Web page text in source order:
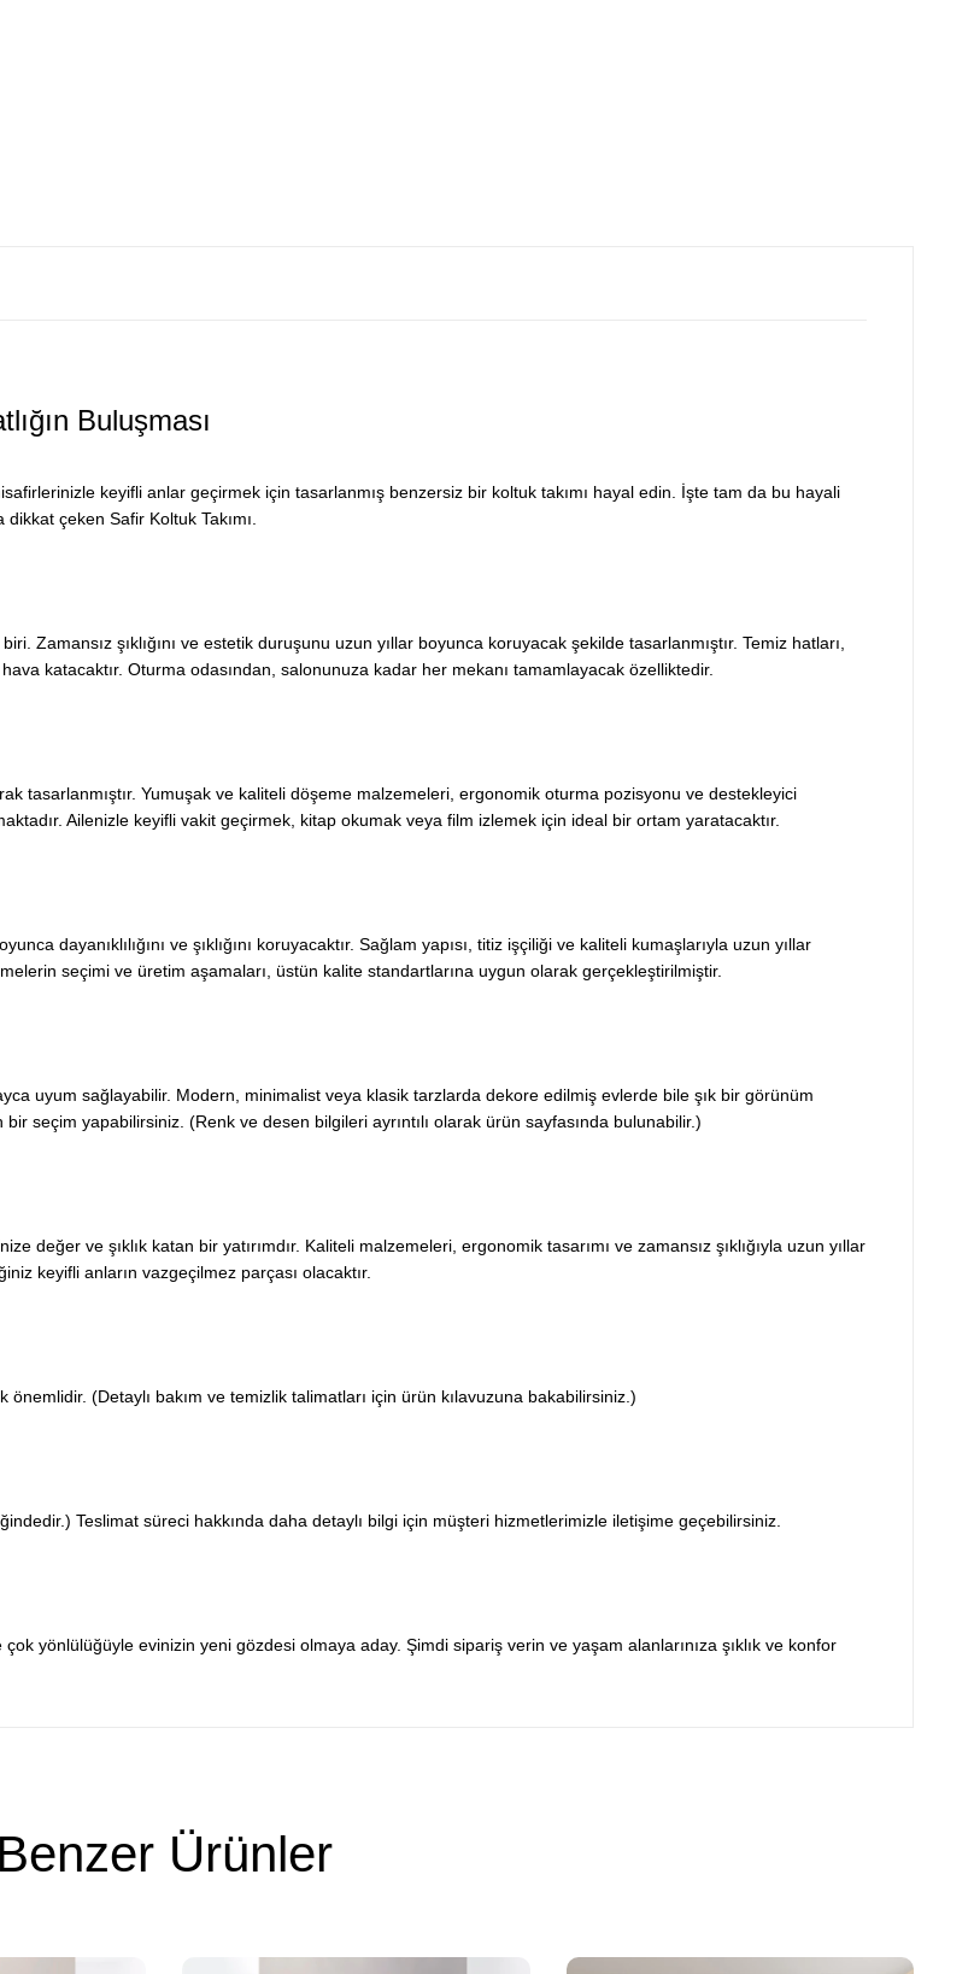
Buluşması
keyifli anlar geçirmek için tasarlanmış benzersiz bir koltuk takımı hayal edin. İşte tam da bu hayali
çeken Safir Koltuk Takımı.
Zamansız şıklığını ve estetik duruşunu uzun yıllar boyunca koruyacak şekilde tasarlanmıştır. Temiz hatları,
katacaktır. Oturma odasından, salonunuza kadar her mekanı tamamlayacak özelliktedir.
tasarlanmıştır. Yumuşak ve kaliteli döşeme malzemeleri, ergonomik oturma pozisyonu ve destekleyici
Ailenizle keyifli vakit geçirmek, kitap okumak veya film izlemek için ideal bir ortam yaratacaktır.
dayanıklılığını ve şıklığını koruyacaktır. Sağlam yapısı, titiz işçiliği ve kaliteli kumaşlarıyla uzun yıllar
seçimi ve üretim aşamaları, üstün kalite standartlarına uygun olarak gerçekleştirilmiştir.
uyum sağlayabilir. Modern, minimalist veya klasik tarzlarda dekore edilmiş evlerde bile şık bir görünüm
seçim yapabilirsiniz. (Renk ve desen bilgileri ayrıntılı olarak ürün sayfasında bulunabilir.)
değer ve şıklık katan bir yatırımdır. Kaliteli malzemeleri, ergonomik tasarımı ve zamansız şıklığıyla uzun yıllar
keyifli anların vazgeçilmez parçası olacaktır.
önemlidir. (Detaylı bakım ve temizlik talimatları için ürün kılavuzuna bakabilirsiniz.)
Teslimat süreci hakkında daha detaylı bilgi için müşteri hizmetlerimizle iletişime geçebilirsiniz.
çok yönlülüğüyle evinizin yeni gözdesi olmaya aday. Şimdi sipariş verin ve yaşam alanlarınıza şıklık ve konfor
Benzer Ürünler